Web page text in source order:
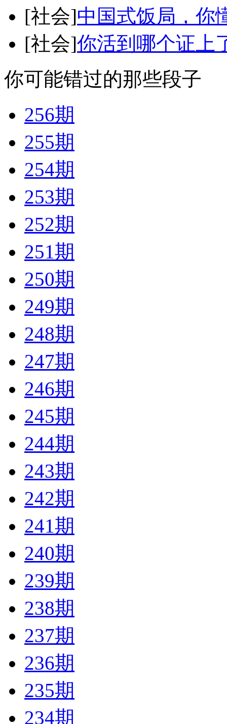
[社会]中国式饭局，你
[社会]你活到哪个证上
你可能错过的那些段子
256期
255期
254期
253期
252期
251期
250期
249期
248期
247期
246期
245期
244期
243期
242期
241期
240期
239期
238期
237期
236期
235期
234期